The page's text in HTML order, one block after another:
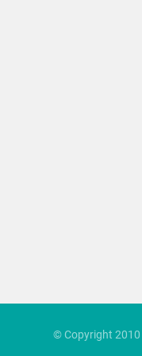
© Copyright 2010